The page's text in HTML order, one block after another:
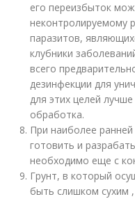
его переизбыток
неконтролируемому
паразитов,
клубники
всего
дезинфекции для
для этих целей
обработка.
При наиболее
готовить и
необходимо еще с
Грунт, в который
быть слишком сухим